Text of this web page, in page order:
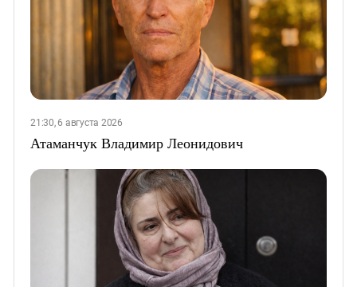
21:30, 6 августа 2026
Атаманчук Владимир Леонидович